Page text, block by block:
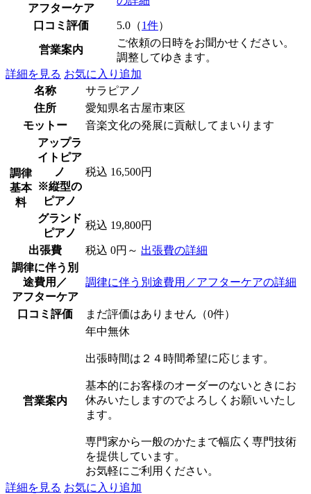
アフターケア
口コミ評価 5.0（1件）
営業案内
ご依頼の日時をお聞かせください。
調整してゆきます。
詳細を見る お気に入り追加
名称
サラピアノ
住所
愛知県名古屋市東区
モットー
音楽文化の発展に貢献してまいります
調律
基本
料
アップラ
イトピア
ノ
※縦型の
ピアノ
税込 16,500円
グランド
ピアノ
税込 19,800円
出張費 税込 0円～ 出張費の詳細
調律に伴う別
途費用／
アフターケア
調律に伴う別途費用／アフターケアの詳細
口コミ評価 まだ評価はありません（0件）
営業案内
年中無休
出張時間は２４時間希望に応じます。
基本的にお客様のオーダーのないときにお
休みいたしますのでよろしくお願いいたし
ます。
専門家から一般のかたまで幅広く専門技術
を提供しています。
お気軽にご利用ください。
詳細を見る お気に入り追加